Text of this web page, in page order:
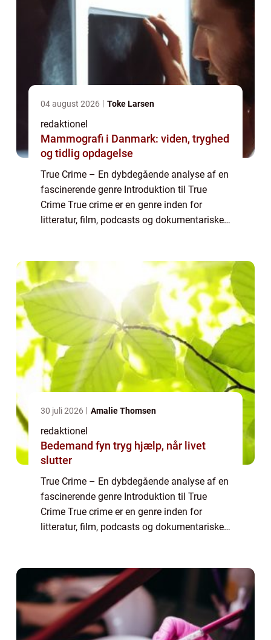
04 august 2026 Toke Larsen
redaktionel
Mammografi i Danmark: viden, tryghed
og tidlig opdagelse
True Crime – En dybdegående analyse af en
fascinerende genre Introduktion til True
Crime True crime er en genre inden for
litteratur, film, podcasts og dokumentariske
30 juli 2026 Amalie Thomsen
redaktionel
Bedemand fyn tryg hjælp, når livet
slutter
True Crime – En dybdegående analyse af en
fascinerende genre Introduktion til True
Crime True crime er en genre inden for
litteratur, film, podcasts og dokumentariske